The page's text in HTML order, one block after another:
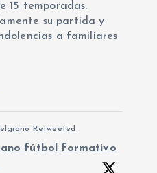
15 temporadas.
su partida y
a familiares
Retweeted
fútbol formativo